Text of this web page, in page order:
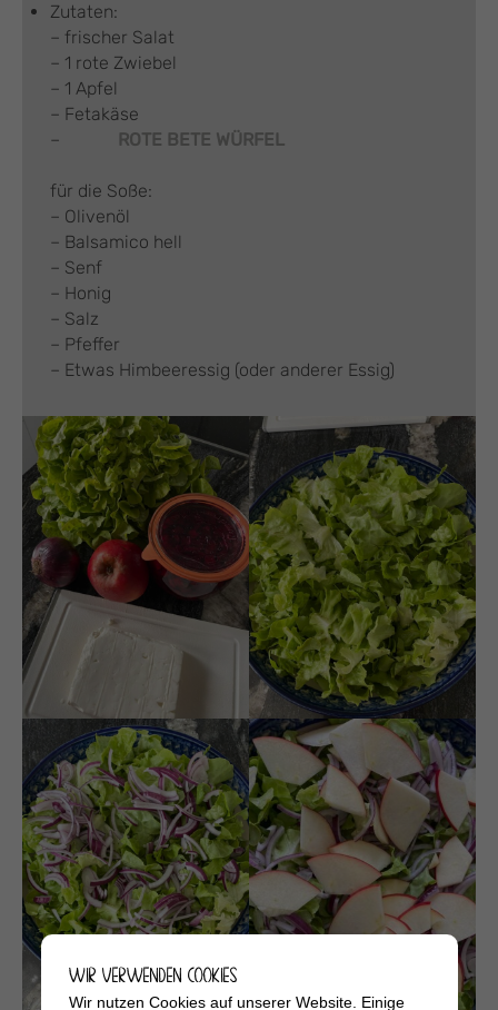
Zutaten:
– frischer Salat
– 1 rote Zwiebel
– 1 Apfel
– Fetakäse
–
ROTE BETE WÜRFEL
für die Soße:
– Olivenöl
– Balsamico hell
– Senf
– Honig
– Salz
– Pfeffer
– Etwas Himbeeressig (oder anderer Essig)
WIR VERWENDEN COOKIES
Wir nutzen Cookies auf unserer Website. Einige